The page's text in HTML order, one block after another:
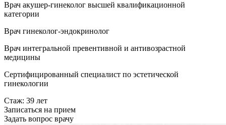
Врач акушер-гинеколог высшей квалификационной
категории
Врач гинеколог-эндокринолог
Врач интегральной превентивной и антивозрастной
медицины
Сертифицированный специалист по эстетической
гинекологии
Стаж: 39 лет
Записаться на прием
Задать вопрос врачу